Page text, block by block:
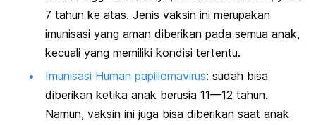
7 tahun ke atas. Jenis vaksin ini merupakan
imunisasi yang aman diberikan pada semua anak,
kecuali yang memiliki kondisi tertentu.
Imunisasi Human papillomavirus: sudah bisa
diberikan ketika anak berusia 11—12 tahun.
Namun, vaksin ini juga bisa diberikan saat anak